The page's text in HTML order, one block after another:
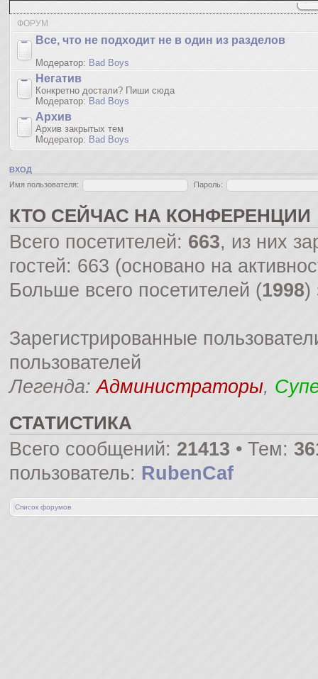
ФОРУМ
Все, что не подходит не в один из разделов
Модератор: Bad Boys
Негатив
Конкретно достали? Пиши сюда
Модератор: Bad Boys
Архив
Архив закрытых тем
Модератор: Bad Boys
ВХОД
Имя пользователя:
Пароль:
КТО СЕЙЧАС НА КОНФЕРЕНЦИИ
Всего посетителей: 663, из них
гостей: 663 (основано на
Больше всего посетителей (1998)
Зарегистрированные
пользователей
Легенда:Администраторы,
СТАТИСТИКА
Всего сообщений: 21413 • Тем:
пользователь: RubenCaf
Список форумов